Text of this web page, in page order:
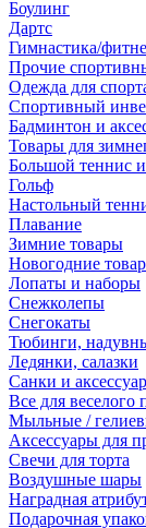
Боулинг
Дартс
Гимнастика/
Прочие
Одежда для
Спортивный
Бадминтон и
Товары для
Большой теннис
Гольф
Настольный
Плавание
Зимние товары
Новогодние
Лопаты и наборы
Снежколепы
Снегокаты
Тюбинги,
Ледянки, салазки
Санки и
Все для веселого
Мыльные /
Аксессуары для
Свечи для торта
Воздушные шары
Наградная
Подарочная